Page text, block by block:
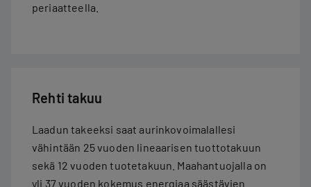
periaatteella.
Rehti takuu
Laadun takeeksi saat aurinkovoimalallesi
vähintään 25 vuoden lineaarisen tuottotakuun
sekä 12 vuoden tuotetakuun. Maahantuojalla on
yli 37 vuoden kokemus energiaa säästävien